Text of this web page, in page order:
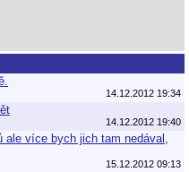
14.12.2012 19:34
14.12.2012 19:40
ale více bych jich tam nedával,
15.12.2012 09:13